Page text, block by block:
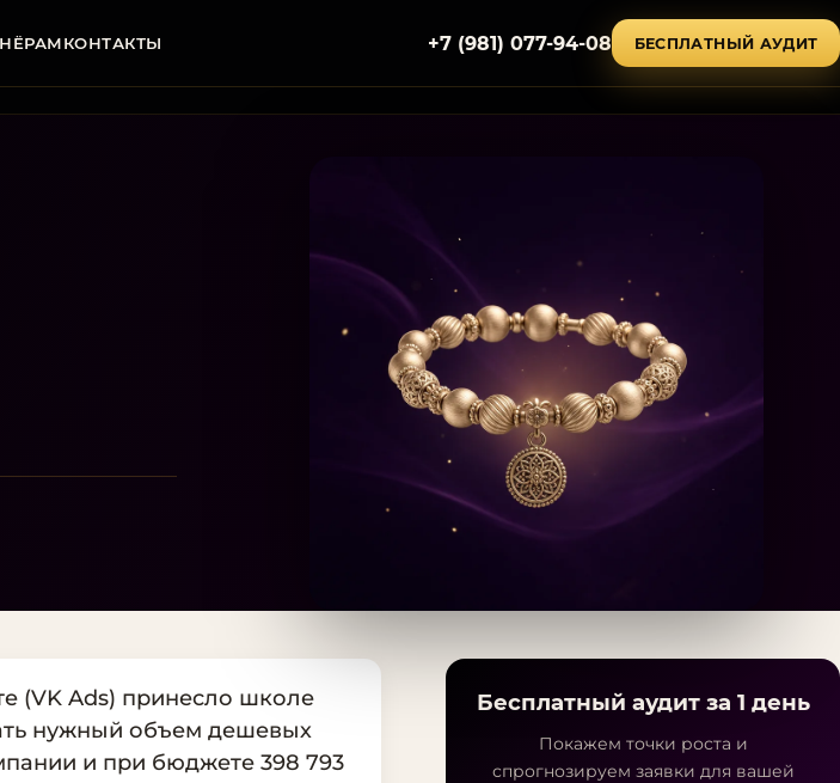
КОНТАКТЫ +7 (981) 077-94-08 БЕСПЛАТНЫЙ АУДИТ
(VK Ads) принесло школе
нужный объем дешевых
и при бюджете 398 793
Бесплатный аудит за 1 день
Покажем точки роста и
спрогнозируем заявки для вашей